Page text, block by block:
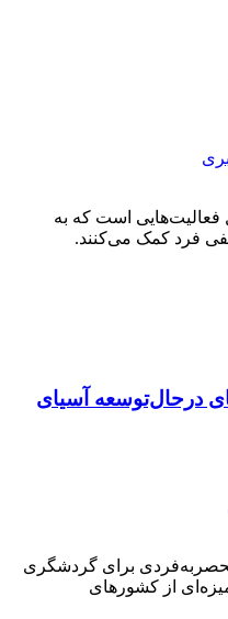
است که به
فرد کمک می‌کنند.
در‌حال‌‌توسعه آسیای
برای گردشگری
از کشورهای